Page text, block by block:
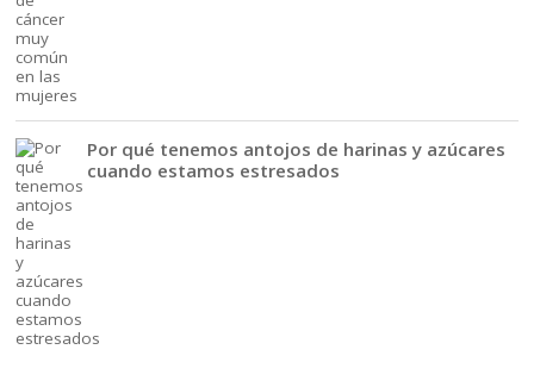
Por qué tenemos antojos de harinas y azúcares
cuando estamos estresados